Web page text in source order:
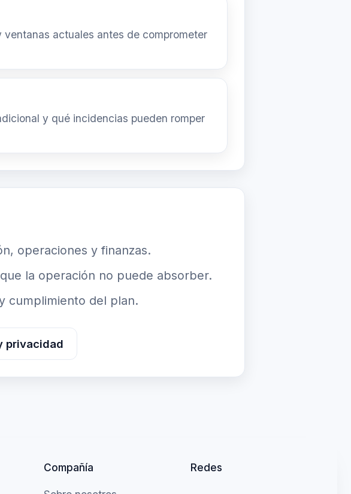
actuales antes de comprometer
y qué incidencias pueden romper
operaciones y finanzas.
la operación no puede absorber.
cumplimiento del plan.
privacidad
Compañía Redes